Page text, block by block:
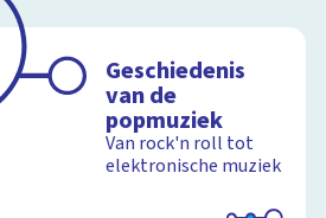
Geschiedenis
van de
popmuziek
Van rock'n roll tot
elektronische muziek